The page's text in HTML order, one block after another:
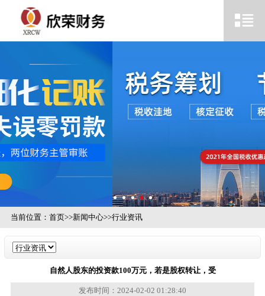
当前位置： 首页>>新闻中心>>行业资讯
自然人股东的投资款100万元，若是股权转让，受
发布时间：2024-02-02 01:28:40